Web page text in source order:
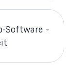
Software –